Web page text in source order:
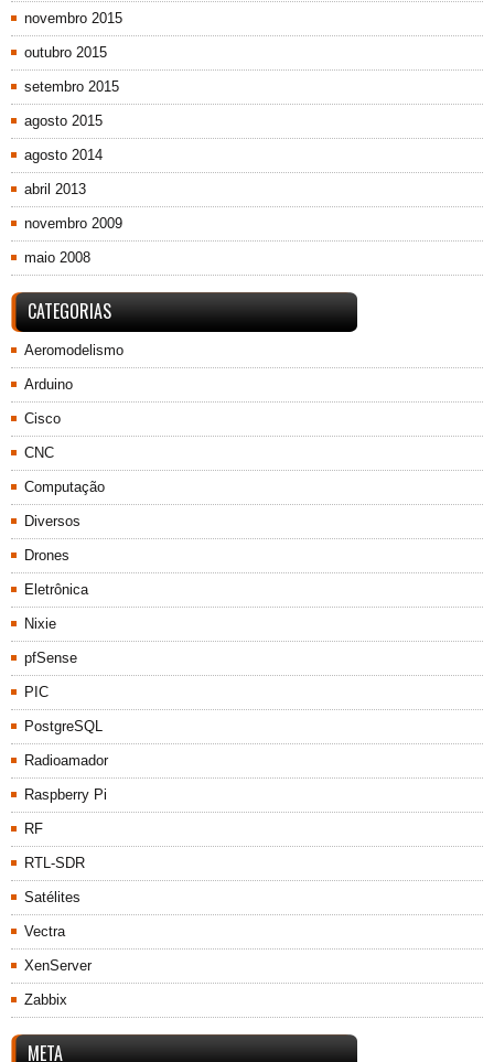
novembro 2015
outubro 2015
setembro 2015
agosto 2015
agosto 2014
abril 2013
novembro 2009
maio 2008
CATEGORIAS
Aeromodelismo
Arduino
Cisco
CNC
Computação
Diversos
Drones
Eletrônica
Nixie
pfSense
PIC
PostgreSQL
Radioamador
Raspberry Pi
RF
RTL-SDR
Satélites
Vectra
XenServer
Zabbix
META